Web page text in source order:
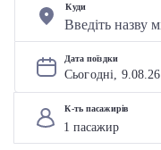
Куди
Дата поїздки
Сьогодні, 9.08.26
К-ть пасажирів